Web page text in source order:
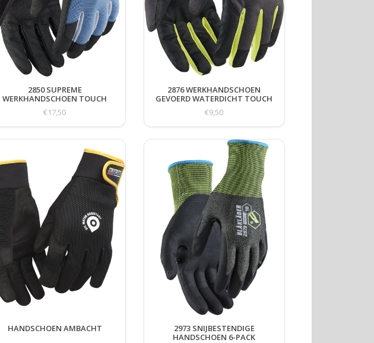
2850 SUPREME
WERKHANDSCHOEN TOUCH
€17,50
2876 WERKHANDSCHOEN
GEVOERD WATERDICHT TOUCH
€9,50
HANDSCHOEN AMBACHT
2973 SNIJBESTENDIGE
HANDSCHOEN 6-PACK